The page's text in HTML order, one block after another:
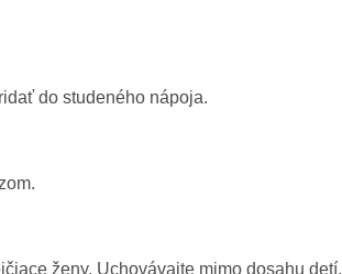
do studeného nápoja.
ženy. Uchovávajte mimo dosahu detí.